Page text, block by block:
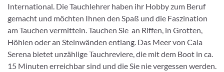
International. Die Tauchlehrer haben ihr Hobby zum Beruf
gemacht und möchten Ihnen den Spaß und die Faszination
am Tauchen vermitteln. Tauchen Sie an Riffen, in Grotten,
Höhlen oder an Steinwänden entlang. Das Meer von Cala
Serena bietet unzählige Tauchreviere, die mit dem Boot in ca.
15 Minuten erreichbar sind und die Sie nie vergessen werden.